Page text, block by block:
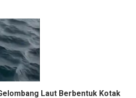
Laut Berbentuk Kotak